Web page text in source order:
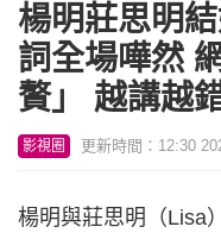
楊明莊思明
詞全場嘩然
贅」 越講越
影視圈 更新時間：12:30
楊明與莊思明（Lisa